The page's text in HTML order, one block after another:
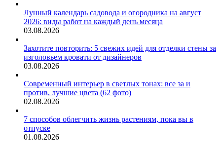
Лунный календарь садовода и огородника на август
2026: виды работ на каждый день месяца
03.08.2026
Захотите повторить: 5 свежих идей для отделки стены за
изголовьем кровати от дизайнеров
03.08.2026
Современный интерьер в светлых тонах: все за и
против, лучшие цвета (62 фото)
02.08.2026
7 способов облегчить жизнь растениям, пока вы в
отпуске
01.08.2026